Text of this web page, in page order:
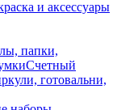
и аксессуары
папки,
Счетный
готовальни,